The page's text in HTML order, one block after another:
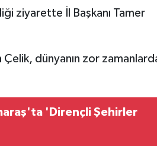
ziyarette İl Başkanı Tamer
dünyanın zor
'Dirençli Şehirler